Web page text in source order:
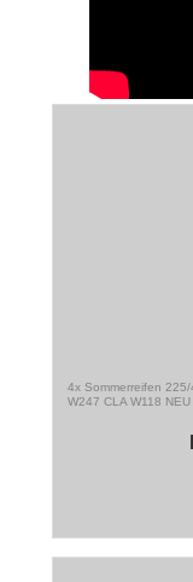
4x Sommerreifen
W247 CLA W118 NEU